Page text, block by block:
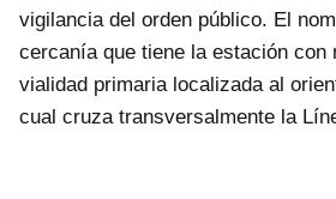
vigilancia del orden público. El
cercanía que tiene la estación con
vialidad primaria localizada al
cual cruza transversalmente la